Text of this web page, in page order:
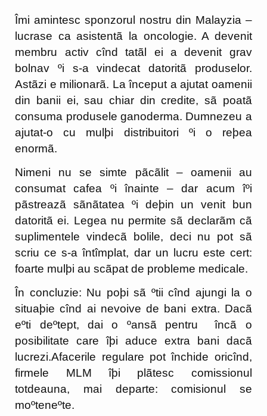
Îmi amintesc sponzorul nostru din Malayzia –
lucrase ca asistentã la oncologie. A devenit
membru activ cînd tatãl ei a devenit grav
bolnav ºi s-a vindecat datoritã produselor.
Astãzi e milionarã. La început a ajutat oamenii
din banii ei, sau chiar din credite, sã poatã
consuma produsele ganoderma. Dumnezeu a
ajutat-o cu mulþi distribuitori ºi o reþea
enormã.
Nimeni nu se simte pãcãlit – oamenii au
consumat cafea ºi înainte – dar acum îºi
pãstreazã sãnãtatea ºi deþin un venit bun
datoritã ei. Legea nu permite sã declarãm cã
suplimentele vindecã bolile, deci nu pot sã
scriu ce s-a întîmplat, dar un lucru este cert:
foarte mulþi au scãpat de probleme medicale.
În concluzie: Nu poþi sã ºtii cînd ajungi la o
situaþie cînd ai nevoive de bani extra. Dacã
eºti deºtept, dai o ºansã pentru încã o
posibilitate care îþi aduce extra bani dacã
lucrezi.Afacerile regulare pot închide oricînd,
firmele MLM îþi plãtesc comissionul
totdeauna, mai departe: comisionul se
moºteneºte.